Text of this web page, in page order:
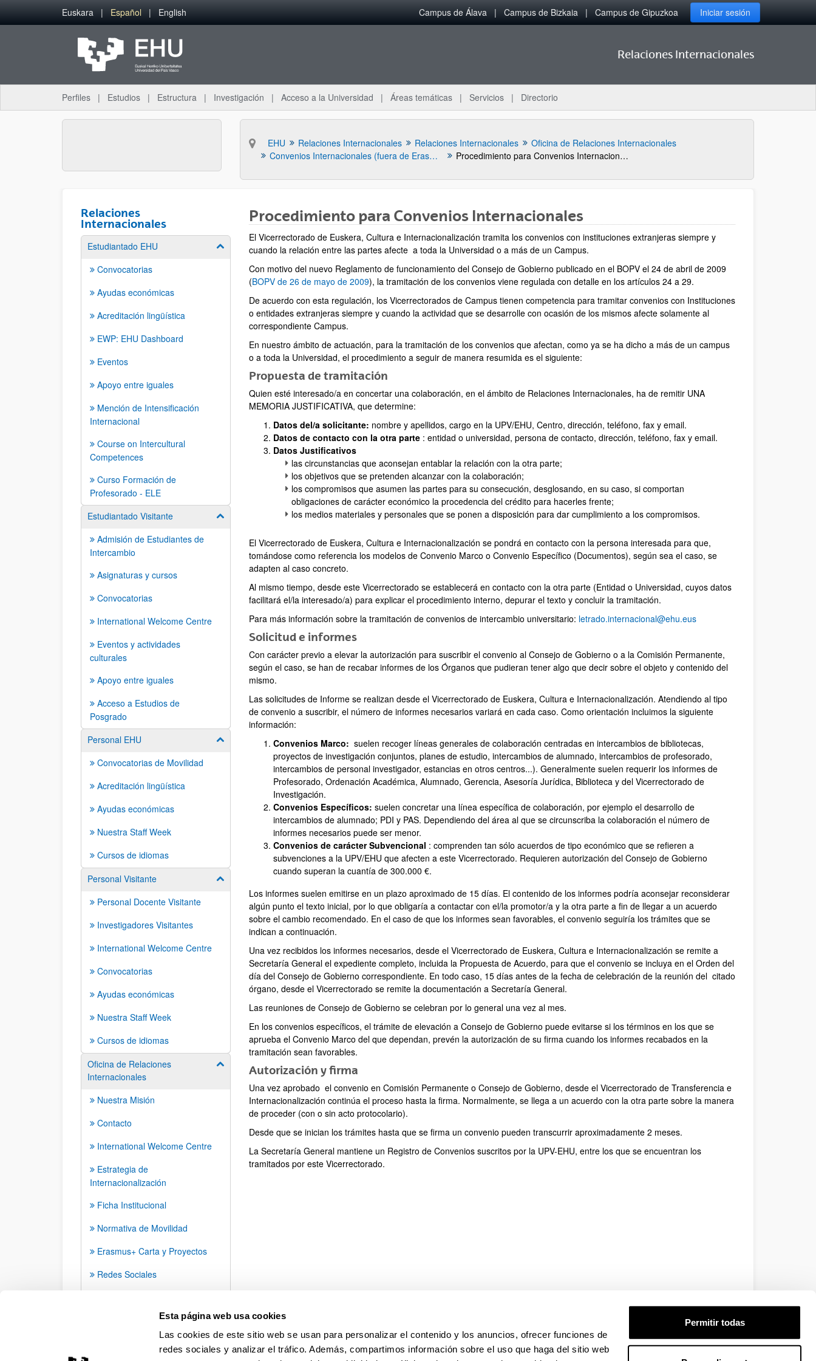
Esta página web usa cookies
Las cookies de este sitio web se usan para personalizar el contenido y los anuncios, ofrecer funciones de
redes sociales y analizar el tráfico. Además, compartimos información sobre el uso que haga del sitio web
Permitir todas
Saltar al contenido principal
Euskara Español English Campus de Álava Campus de Bizkaia Campus de Gipuzkoa Iniciar sesión
Relaciones Internacionales
Perfiles Estudios Estructura Investigación Acceso a la Universidad Áreas temáticas Servicios Directorio
EHU Relaciones Internacionales Relaciones Internacionales
Oficina de Relaciones Internacionales
Convenios Internacionales (fuera de Erasmus+)
Procedimiento para Convenios Internacionales
Relaciones
Internacionales
Estudiantado EHU Mostrar/ocultar subpáginas
Convocatorias
Ayudas económicas
Acreditación lingüística
EWP: EHU Dashboard
Eventos
Apoyo entre iguales
Mención de Intensificación
Internacional
Course on Intercultural
Competences
Curso Formación de
Profesorado - ELE
Estudiantado Visitante
Mostrar/ocultar subpáginas
Admisión de Estudiantes de
Intercambio
Asignaturas y cursos
Convocatorias
International Welcome Centre
Eventos y actividades
culturales
Apoyo entre iguales
Acceso a Estudios de
Posgrado
Personal EHU
Mostrar/ocultar subpáginas
Convocatorias de Movilidad
Acreditación lingüística
Ayudas económicas
Nuestra Staff Week
Cursos de idiomas
Personal Visitante
Mostrar/ocultar subpáginas
Personal Docente Visitante
Investigadores Visitantes
International Welcome Centre
Convocatorias
Ayudas económicas
Nuestra Staff Week
Cursos de idiomas
Oficina de Relaciones
Internacionales
Mostrar/ocultar subpáginas
Nuestra Misión
Contacto
International Welcome Centre
Estrategia de
Internacionalización
Ficha Institucional
Normativa de Movilidad
Erasmus+ Carta y Proyectos
Redes Sociales
(fuera de Erasmus+)
Procedimiento para Convenios Internacionales
El Vicerrectorado de Euskera, Cultura e Internacionalización tramita los convenios con instituciones extranjeras siempre y
cuando la relación entre las partes afecte a toda la Universidad o a más de un Campus.
Con motivo del nuevo Reglamento de funcionamiento del Consejo de Gobierno publicado en el BOPV el 24 de abril de 2009
(BOPV de 26 de mayo de 2009), la tramitación de los convenios viene regulada con detalle en los artículos 24 a 29.
De acuerdo con esta regulación, los Vicerrectorados de Campus tienen competencia para tramitar convenios con Instituciones
o entidades extranjeras siempre y cuando la actividad que se desarrolle con ocasión de los mismos afecte solamente al
correspondiente Campus.
En nuestro ámbito de actuación, para la tramitación de los convenios que afectan, como ya se ha dicho a más de un campus
o a toda la Universidad, el procedimiento a seguir de manera resumida es el siguiente:
Propuesta de tramitación
Quien esté interesado/a en concertar una colaboración, en el ámbito de Relaciones Internacionales, ha de remitir UNA
MEMORIA JUSTIFICATIVA, que determine:
Datos del/a solicitante: nombre y apellidos, cargo en la UPV/EHU, Centro, dirección, teléfono, fax y email.
Datos de contacto con la otra parte : entidad o universidad, persona de contacto, dirección, teléfono, fax y email.
Datos Justificativos
las circunstancias que aconsejan entablar la relación con la otra parte;
los objetivos que se pretenden alcanzar con la colaboración;
los compromisos que asumen las partes para su consecución, desglosando, en su caso, si comportan
obligaciones de carácter económico la procedencia del crédito para hacerles frente;
los medios materiales y personales que se ponen a disposición para dar cumplimiento a los compromisos.
El Vicerrectorado de Euskera, Cultura e Internacionalización se pondrá en contacto con la persona interesada para que,
tomándose como referencia los modelos de Convenio Marco o Convenio Específico (Documentos), según sea el caso, se
adapten al caso concreto.
Al mismo tiempo, desde este Vicerrectorado se establecerá en contacto con la otra parte (Entidad o Universidad, cuyos datos
facilitará el/la interesado/a) para explicar el procedimiento interno, depurar el texto y concluir la tramitación.
Para más información sobre la tramitación de convenios de intercambio universitario: letrado.internacional@ehu.eus
Solicitud e informes
Con carácter previo a elevar la autorización para suscribir el convenio al Consejo de Gobierno o a la Comisión Permanente,
según el caso, se han de recabar informes de los Órganos que pudieran tener algo que decir sobre el objeto y contenido del
mismo.
Las solicitudes de Informe se realizan desde el Vicerrectorado de Euskera, Cultura e Internacionalización. Atendiendo al tipo
de convenio a suscribir, el número de informes necesarios variará en cada caso. Como orientación incluimos la siguiente
información:
Convenios Marco: suelen recoger líneas generales de colaboración centradas en intercambios de bibliotecas,
proyectos de investigación conjuntos, planes de estudio, intercambios de alumnado, intercambios de profesorado,
intercambios de personal investigador, estancias en otros centros...). Generalmente suelen requerir los informes de
Profesorado, Ordenación Académica, Alumnado, Gerencia, Asesoría Jurídica, Biblioteca y del Vicerrectorado de
Investigación.
Convenios Específicos: suelen concretar una línea específica de colaboración, por ejemplo el desarrollo de
intercambios de alumnado; PDI y PAS. Dependiendo del área al que se circunscriba la colaboración el número de
informes necesarios puede ser menor.
Convenios de carácter Subvencional : comprenden tan sólo acuerdos de tipo económico que se refieren a
subvenciones a la UPV/EHU que afecten a este Vicerrectorado. Requieren autorización del Consejo de Gobierno
cuando superan la cuantía de 300.000 €.
Los informes suelen emitirse en un plazo aproximado de 15 días. El contenido de los informes podría aconsejar reconsiderar
algún punto el texto inicial, por lo que obligaría a contactar con el/la promotor/a y la otra parte a fin de llegar a un acuerdo
sobre el cambio recomendado. En el caso de que los informes sean favorables, el convenio seguiría los trámites que se
indican a continuación.
Una vez recibidos los informes necesarios, desde el Vicerrectorado de Euskera, Cultura e Internacionalización se remite a
Secretaría General el expediente completo, incluida la Propuesta de Acuerdo, para que el convenio se incluya en el Orden del
día del Consejo de Gobierno correspondiente. En todo caso, 15 días antes de la fecha de celebración de la reunión del citado
órgano, desde el Vicerrectorado se remite la documentación a Secretaría General.
Las reuniones de Consejo de Gobierno se celebran por lo general una vez al mes.
En los convenios específicos, el trámite de elevación a Consejo de Gobierno puede evitarse si los términos en los que se
aprueba el Convenio Marco del que dependan, prevén la autorización de su firma cuando los informes recabados en la
tramitación sean favorables.
Autorización y firma
Una vez aprobado el convenio en Comisión Permanente o Consejo de Gobierno, desde el Vicerrectorado de Transferencia e
Internacionalización continúa el proceso hasta la firma. Normalmente, se llega a un acuerdo con la otra parte sobre la manera
de proceder (con o sin acto protocolario).
Desde que se inician los trámites hasta que se firma un convenio pueden transcurrir aproximadamente 2 meses.
La Secretaría General mantiene un Registro de Convenios suscritos por la UPV-EHU, entre los que se encuentran los
tramitados por este Vicerrectorado.